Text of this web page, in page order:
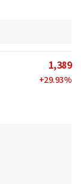
1,389
+29.93%